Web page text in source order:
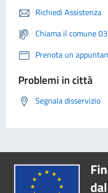
Richiedi Assistenza
Chiama il comune
Prenota un
Problemi in città
Segnala disservizio